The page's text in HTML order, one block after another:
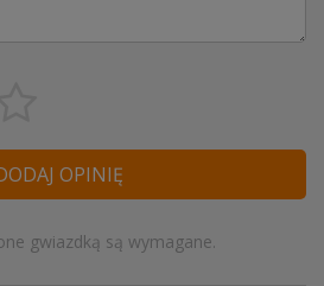
OPINIĘ
gwiazdką są wymagane.